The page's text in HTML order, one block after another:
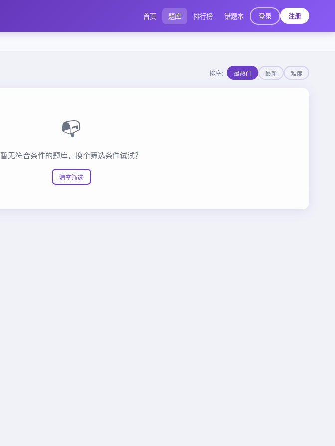
首页 题库 排行榜 错题本 登录 注册
排序： 最热门 最新 难度
📭
暂无符合条件的题库，换个筛选条件试试？
清空筛选